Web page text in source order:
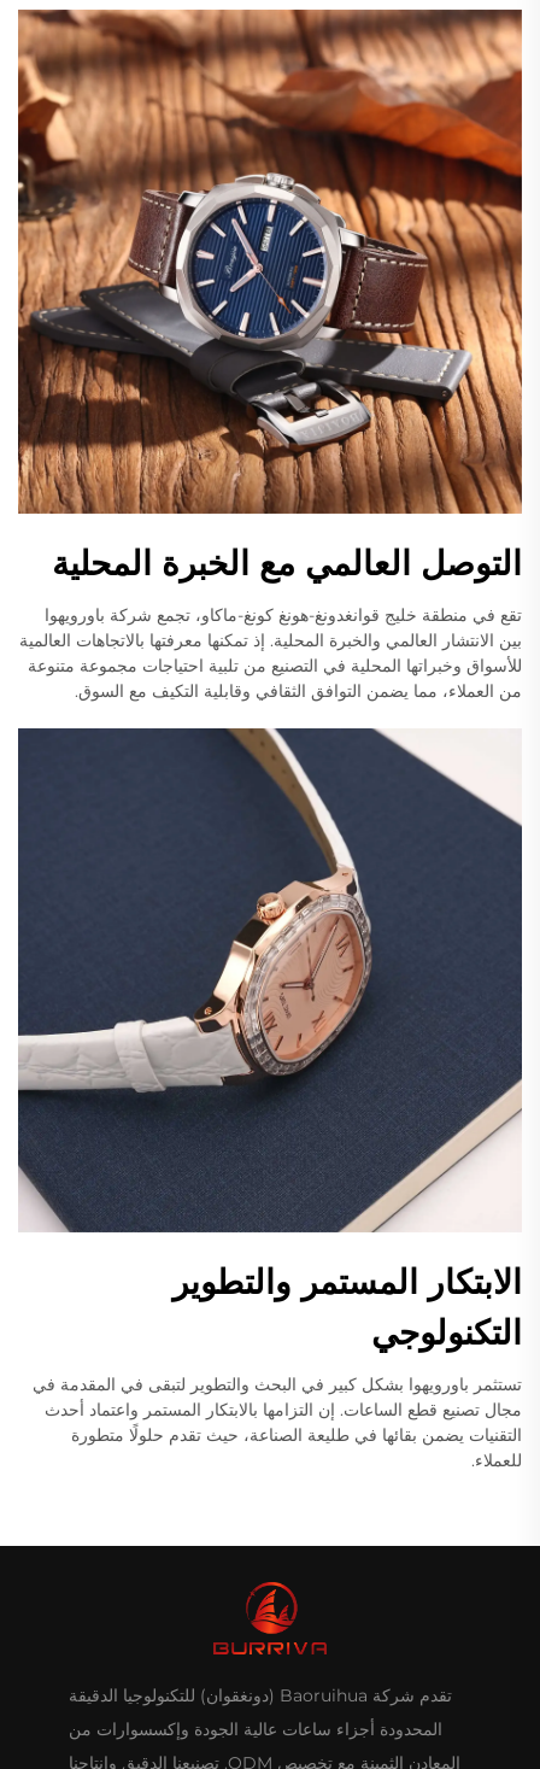
التوصل العالمي مع الخبرة المحلية
تقع في منطقة خليج قوانغدونغ-هونغ كونغ-ماكاو، تجمع شركة باورويهوا
بين الانتشار العالمي والخبرة المحلية. إذ تمكنها معرفتها بالاتجاهات العالمية
للأسواق وخبراتها المحلية في التصنيع من تلبية احتياجات مجموعة متنوعة
من العملاء، مما يضمن التوافق الثقافي وقابلية التكيف مع السوق.
الابتكار المستمر والتطوير
التكنولوجي
تستثمر باورويهوا بشكل كبير في البحث والتطوير لتبقى في المقدمة في
مجال تصنيع قطع الساعات. إن التزامها بالابتكار المستمر واعتماد أحدث
التقنيات يضمن بقائها في طليعة الصناعة، حيث تقدم حلولًا متطورة
للعملاء.
تقدم شركة Baoruihua (دونغقوان) للتكنولوجيا الدقيقة
المحدودة أجزاء ساعات عالية الجودة وإكسسوارات من
المعادن الثمينة مع تخصيص ODM. تصنيعنا الدقيق وإنتاجنا